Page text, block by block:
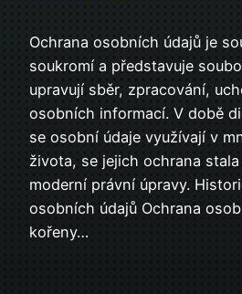
Ochrana osobních údajů je
soukromí a představuje
upravují sběr, zpracování,
osobních informací. V době
se osobní údaje využívají v
života, se jejich ochrana
moderní právní úpravy.
osobních údajů Ochrana
kořeny…